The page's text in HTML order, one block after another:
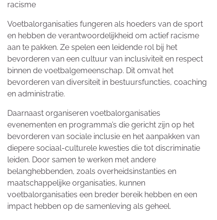
racisme
Voetbalorganisaties fungeren als hoeders van de sport
en hebben de verantwoordelijkheid om actief racisme
aan te pakken. Ze spelen een leidende rol bij het
bevorderen van een cultuur van inclusiviteit en respect
binnen de voetbalgemeenschap. Dit omvat het
bevorderen van diversiteit in bestuursfuncties, coaching
en administratie.
Daarnaast organiseren voetbalorganisaties
evenementen en programma’s die gericht zijn op het
bevorderen van sociale inclusie en het aanpakken van
diepere sociaal-culturele kwesties die tot discriminatie
leiden. Door samen te werken met andere
belanghebbenden, zoals overheidsinstanties en
maatschappelijke organisaties, kunnen
voetbalorganisaties een breder bereik hebben en een
impact hebben op de samenleving als geheel.